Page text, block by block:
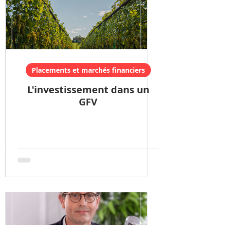
Placements et marchés financiers
L'investissement dans un
GFV